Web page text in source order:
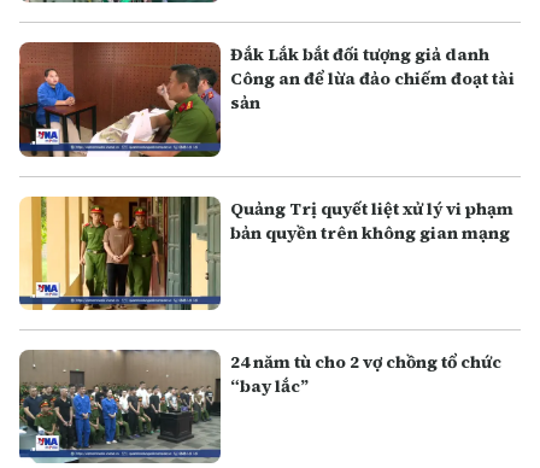
Đắk Lắk bắt đối tượng giả danh
Công an để lừa đảo chiếm đoạt tài
sản
Quảng Trị quyết liệt xử lý vi phạm
bản quyền trên không gian mạng
24 năm tù cho 2 vợ chồng tổ chức
“bay lắc”